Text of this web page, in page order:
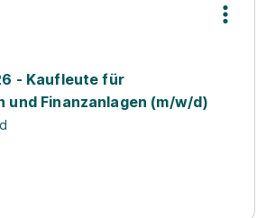
- Kaufleute für
und Finanzanlagen (m/w/d)